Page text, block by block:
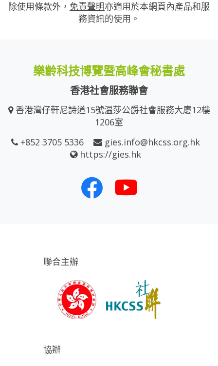
除使用條款外， 免責聲明亦適用於本網頁內產品和服
務資訊的使用。
樂齡科技博覽暨高峰會秘書處
香港社會服務聯會
香港灣仔軒尼詩道15號温莎公爵社會服務大廈12樓
1206室
+852 3705 5336
gies.info@hkcss.org.hk
https://gies.hk
聯合主辦
協辦